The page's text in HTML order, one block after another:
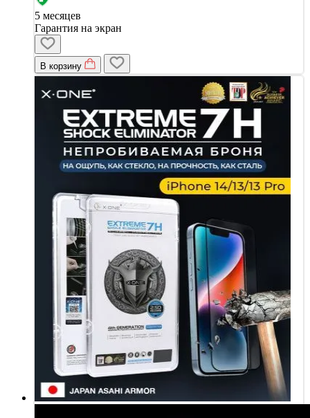
5 месяцев
Гарантия на экран
В корзину